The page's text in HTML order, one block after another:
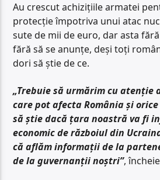
Au crescut achizițiile armatei
protecție împotriva unui atac
sute de mii de euro, dar asta
fără să se anunțe, deși toți
dori să știe de ce.
„Trebuie să urmărim cu atenție
care pot afecta România și
să știe dacă țara noastră va fi
economic de războiul din
că aflăm informații de la
de la guvernanții noștri”,